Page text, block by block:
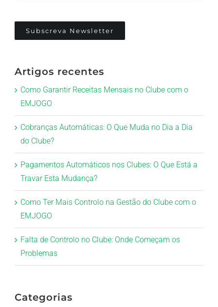
Subscreva Newsletter
Artigos recentes
Como Garantir Receitas Mensais no Clube com o
EMJOGO
Cobranças Automáticas: O Que Muda no Dia a Dia
do Clube?
Pagamentos Automáticos nos Clubes: O Que Está a
Travar Esta Mudança?
Como Ter Mais Controlo na Gestão do Clube com o
EMJOGO
Falta de Controlo no Clube: Onde Começam os
Problemas
Categorias